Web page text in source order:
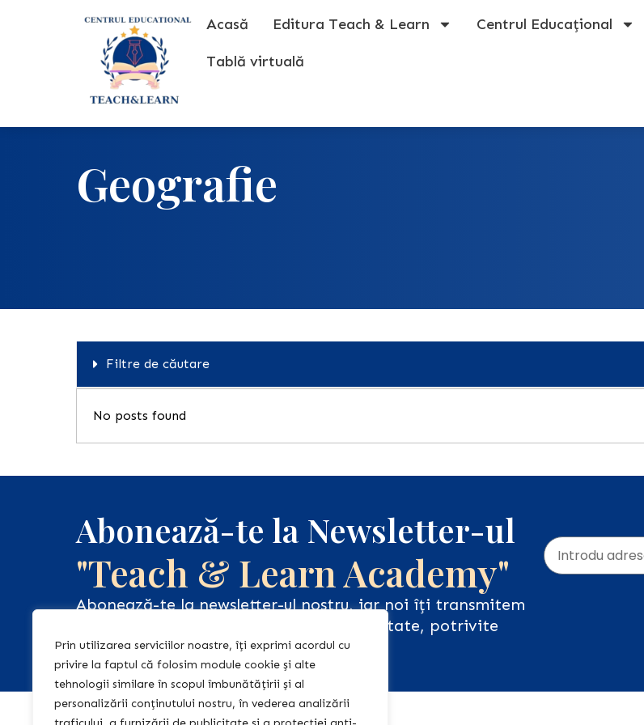
Prin utilizarea serviciilor noastre, îți exprimi acordul cu
privire la faptul că folosim module cookie și alte
tehnologii similare în scopul îmbunătățirii și al
personalizării conținutului nostru, în vederea analizării
Acasă Editura Teach & Learn Centrul Educațional
Tablă virtuală
Geografie
Filtre de căutare
No posts found
Abonează-te la Newsletter-ul
"Teach & Learn Academy"
Abonează-te la newsletter-ul nostru, iar noi îți transmitem
regulat informații relevante și de actualitate, potrivite
pentru tine!